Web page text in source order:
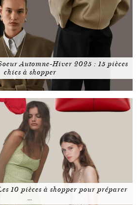
Automne-Hiver 2025 : 15 pièces
chics à shopper
10 pièces à shopper pour préparer
…